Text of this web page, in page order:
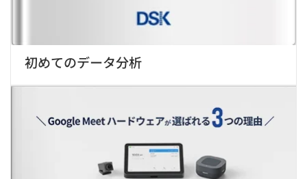
初めてのデータ分析